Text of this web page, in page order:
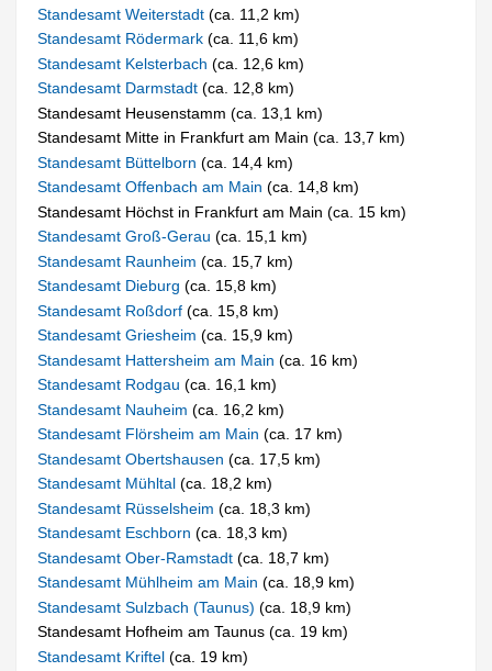
Standesamt Weiterstadt(ca. 11,2 km)
Standesamt Rödermark(ca. 11,6 km)
Standesamt Kelsterbach(ca. 12,6 km)
Standesamt Darmstadt(ca. 12,8 km)
Standesamt Heusenstamm (ca. 13,1 km)
Standesamt Mitte in Frankfurt am Main (ca. 13,7 km)
Standesamt Büttelborn(ca. 14,4 km)
Standesamt Offenbach am Main(ca. 14,8 km)
Standesamt Höchst in Frankfurt am Main (ca. 15 km)
Standesamt Groß-Gerau(ca. 15,1 km)
Standesamt Raunheim(ca. 15,7 km)
Standesamt Dieburg(ca. 15,8 km)
Standesamt Roßdorf(ca. 15,8 km)
Standesamt Griesheim(ca. 15,9 km)
Standesamt Hattersheim am Main(ca. 16 km)
Standesamt Rodgau(ca. 16,1 km)
Standesamt Nauheim(ca. 16,2 km)
Standesamt Flörsheim am Main(ca. 17 km)
Standesamt Obertshausen(ca. 17,5 km)
Standesamt Mühltal(ca. 18,2 km)
Standesamt Rüsselsheim(ca. 18,3 km)
Standesamt Eschborn(ca. 18,3 km)
Standesamt Ober-Ramstadt(ca. 18,7 km)
Standesamt Mühlheim am Main(ca. 18,9 km)
Standesamt Sulzbach (Taunus)(ca. 18,9 km)
Standesamt Hofheim am Taunus (ca. 19 km)
Standesamt Kriftel(ca. 19 km)